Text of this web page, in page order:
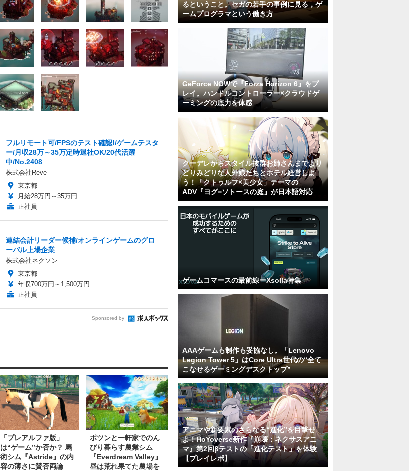
フルリモート可/FPSのテスト確認!/ゲームテスタ
ー/月収28万～35万定時退社OK/20代活躍
中/No.2408
株式会社Reve
東京都
月給28万円～35万円
正社員
連結会計リーダー候補/オンラインゲームのグロ
ーバル上場企業
株式会社ネクソン
東京都
年収700万円～1,500万円
正社員
Sponsored by
「プレアルファ版」
は“ゲーム”か否か？ 馬
術シム『Astride』の内
容の薄さに賛否両論
ポツンと一軒家でのん
びり暮らす農業シム
『Everdream Valley』
昼は荒れ果てた農場を
るということ。セガの若手の事例に見る，ゲ
ームプログラマという働き方
GeForce NOWで『Forza Horizon 6』をプ
レイ。ハンドルコントローラー×クラウドゲ
ーミングの底力を体感
クーデレからスタイル抜群お姉さんまでより
どりみどりな人外娘たちとホテル経営しよ
う！「クトゥルフ×美少女」テーマの
ADV『ヨグ=ソトースの庭』が日本語対応
ゲームコマースの最前線ーXsolla特集
AAAゲームも制作も妥協なし。「Lenovo
Legion Tower 5」はCore Ultra世代の“全て
こなせるゲーミングデスクトップ”
アニマや新要素のさらなる“進化”を目撃せ
よ！HoYoverse新作『崩壊：ネクサスアニ
マ』第2回βテストの「進化テスト」を体験
【プレイレポ】